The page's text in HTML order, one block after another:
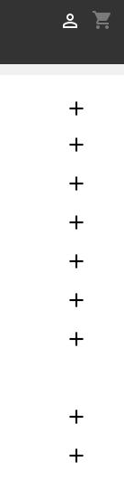
shopping_cart
